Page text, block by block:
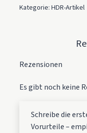
Kategorie:HDR-Artikel
Rezensionen
Es gibt noch keine
Schreibe die
Vorurteile –